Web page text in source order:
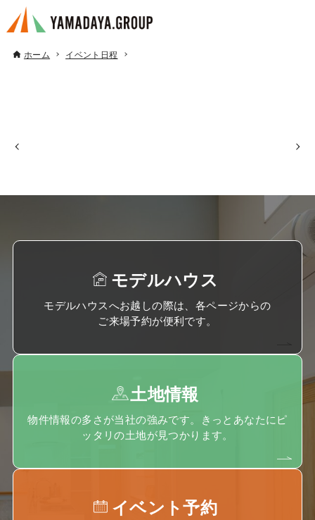
ホーム イベント日程
モデルハウス
モデルハウスへお越しの際は、各ページからの
ご来場予約が便利です。
土地情報
物件情報の多さが当社の強みです。きっとあなたにピ
ッタリの土地が見つかります。
イベント予約